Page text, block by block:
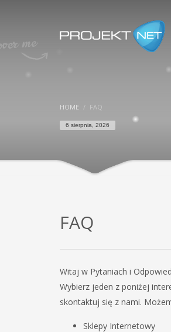
HOME FAQ
6 sierpnia, 2026
FAQ
Witaj w Pytaniach i
Wybierz jeden z poniżej
skontaktuj się z nami.
Sklepy Internetowy